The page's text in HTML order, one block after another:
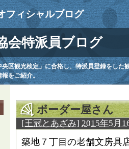
フィシャルブログ
会特派員ブログ
区観光検定」に合格し、特派員登録をした
報をご紹介。
ボーダー屋さん
[王冠とあざみ] 2015年5月
築地７丁目の老舗文房具